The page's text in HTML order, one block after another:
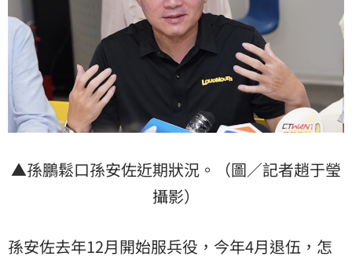
▲孫鵬鬆口孫安佐近期狀況。（圖／記者趙于瑩
攝影）
孫安佐去年12月開始服兵役，今年4月退伍，怎